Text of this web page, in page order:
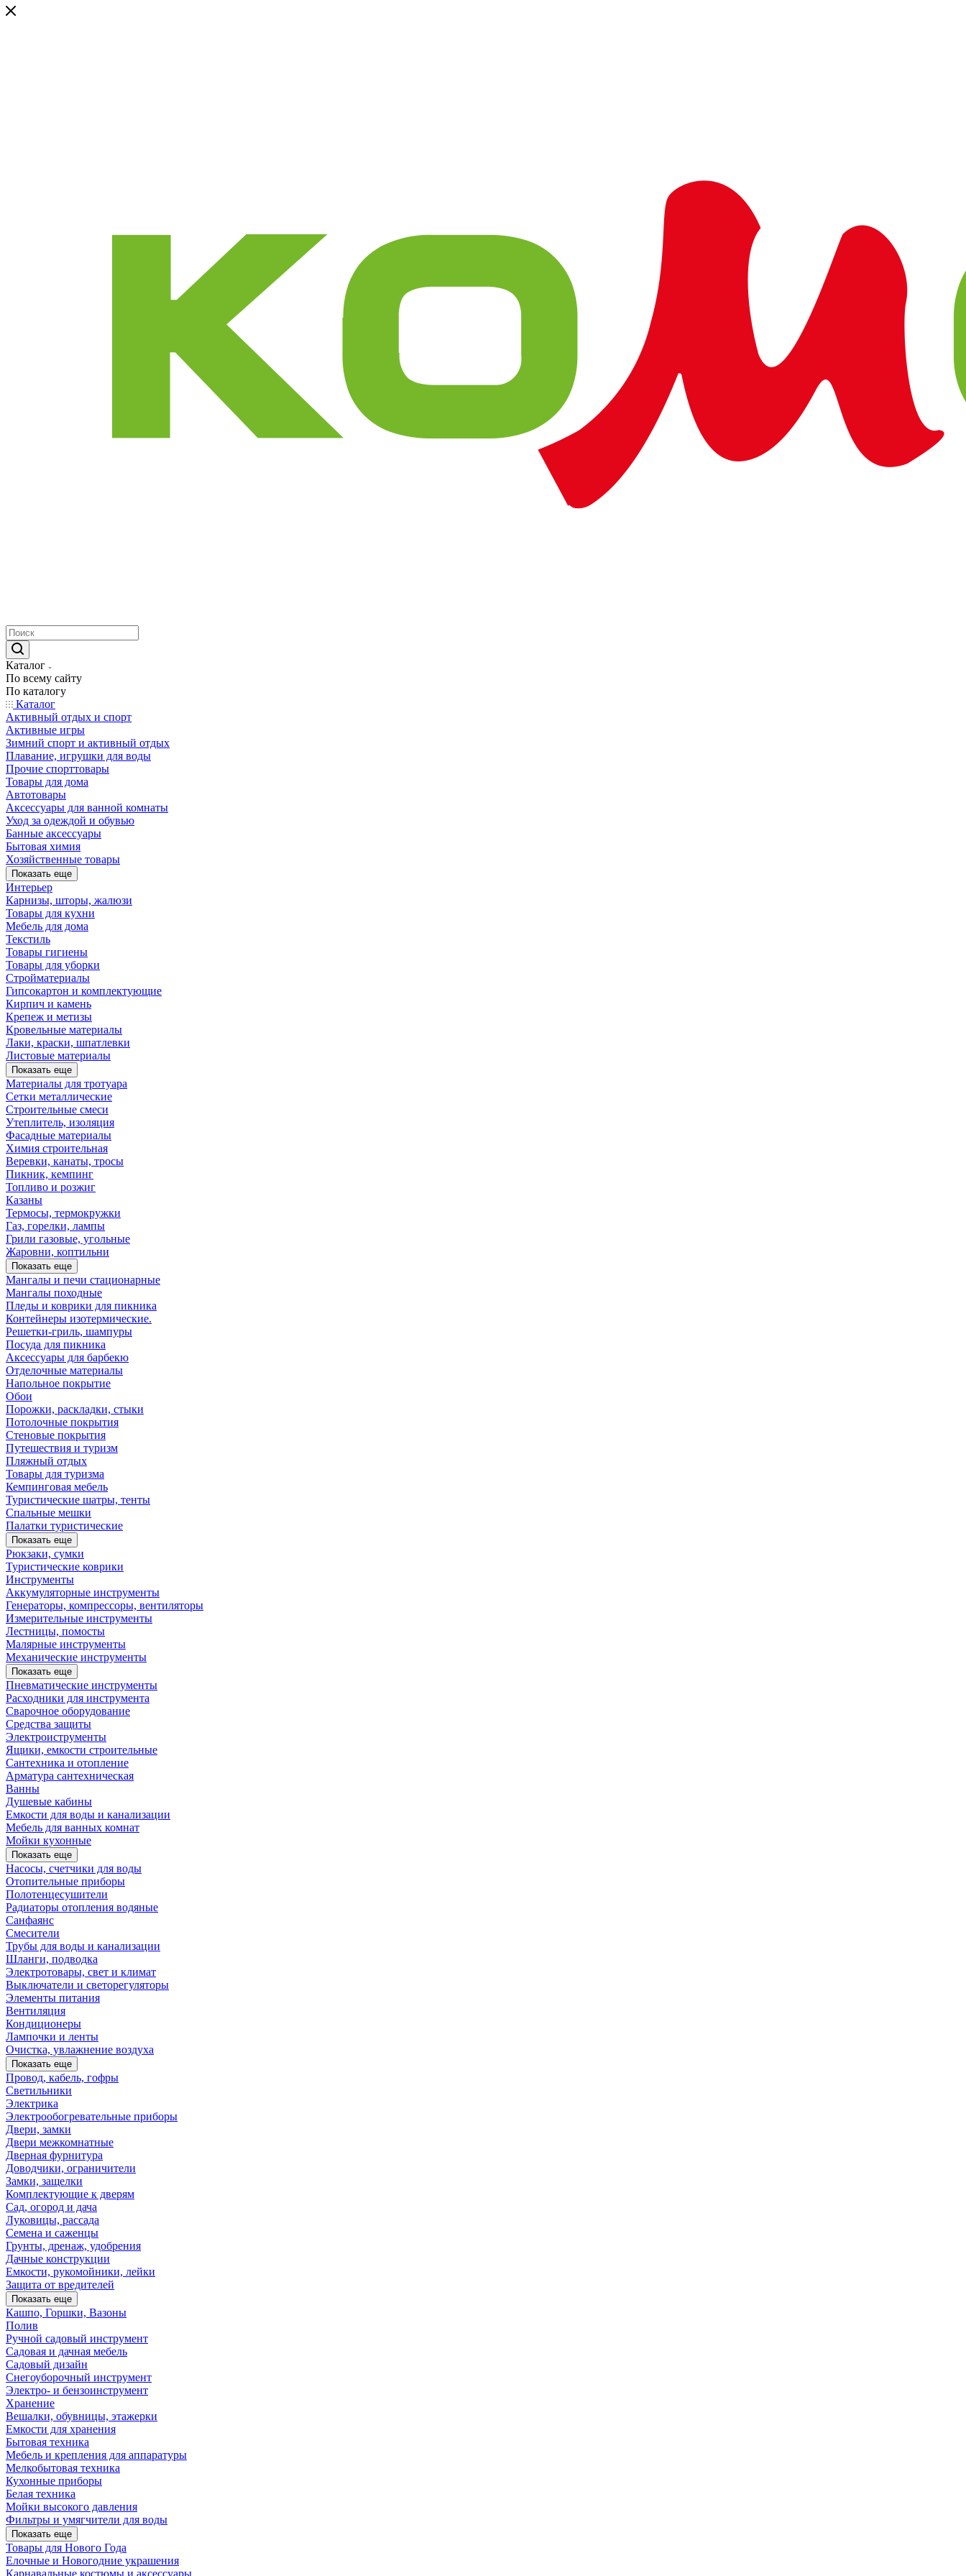
Каталог
По всему сайту
По каталогу
Каталог
Активный отдых и спорт
Активные игры
Зимний спорт и активный отдых
Плавание, игрушки для воды
Прочие спорттовары
Товары для дома
Автотовары
Аксессуары для ванной комнаты
Уход за одеждой и обувью
Банные аксессуары
Бытовая химия
Хозяйственные товары
Показать еще
Интерьер
Карнизы, шторы, жалюзи
Товары для кухни
Мебель для дома
Текстиль
Товары гигиены
Товары для уборки
Стройматериалы
Гипсокартон и комплектующие
Кирпич и камень
Крепеж и метизы
Кровельные материалы
Лаки, краски, шпатлевки
Листовые материалы
Показать еще
Материалы для тротуара
Сетки металлические
Строительные смеси
Утеплитель, изоляция
Фасадные материалы
Химия строительная
Веревки, канаты, тросы
Пикник, кемпинг
Топливо и розжиг
Казаны
Термосы, термокружки
Газ, горелки, лампы
Грили газовые, угольные
Жаровни, коптильни
Показать еще
Мангалы и печи стационарные
Мангалы походные
Пледы и коврики для пикника
Контейнеры изотермические.
Решетки-гриль, шампуры
Посуда для пикника
Аксессуары для барбекю
Отделочные материалы
Напольное покрытие
Обои
Порожки, раскладки, стыки
Потолочные покрытия
Стеновые покрытия
Путешествия и туризм
Пляжный отдых
Товары для туризма
Кемпинговая мебель
Туристические шатры, тенты
Спальные мешки
Палатки туристические
Показать еще
Рюкзаки, сумки
Туристические коврики
Инструменты
Аккумуляторные инструменты
Генераторы, компрессоры, вентиляторы
Измерительные инструменты
Лестницы, помосты
Малярные инструменты
Механические инструменты
Показать еще
Пневматические инструменты
Расходники для инструмента
Сварочное оборудование
Средства защиты
Электроиструменты
Ящики, емкости строительные
Сантехника и отопление
Арматура сантехническая
Ванны
Душевые кабины
Емкости для воды и канализации
Мебель для ванных комнат
Мойки кухонные
Показать еще
Насосы, счетчики для воды
Отопительные приборы
Полотенцесушители
Радиаторы отопления водяные
Санфаянс
Смесители
Трубы для воды и канализации
Шланги, подводка
Электротовары, свет и климат
Выключатели и светорегуляторы
Элементы питания
Вентиляция
Кондиционеры
Лампочки и ленты
Очистка, увлажнение воздуха
Показать еще
Провод, кабель, гофры
Светильники
Электрика
Электрообогревательные приборы
Двери, замки
Двери межкомнатные
Дверная фурнитура
Доводчики, ограничители
Замки, защелки
Комплектующие к дверям
Сад, огород и дача
Луковицы, рассада
Семена и саженцы
Грунты, дренаж, удобрения
Дачные конструкции
Емкости, рукомойники, лейки
Защита от вредителей
Показать еще
Кашпо, Горшки, Вазоны
Полив
Ручной садовый инструмент
Садовая и дачная мебель
Садовый дизайн
Снегоуборочный инструмент
Электро- и бензоинструмент
Хранение
Вешалки, обувницы, этажерки
Емкости для хранения
Бытовая техника
Мебель и крепления для аппаратуры
Мелкобытовая техника
Кухонные приборы
Белая техника
Мойки высокого давления
Фильтры и умягчители для воды
Показать еще
Товары для Нового Года
Елочные и Новогодние украшения
Карнавальные костюмы и аксессуары